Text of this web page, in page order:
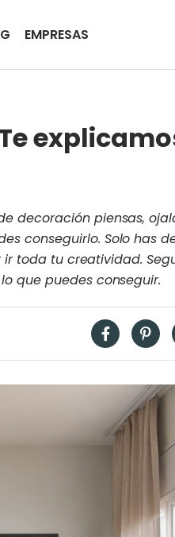
EMPRESAS
decoración piensas,
conseguirlo. Solo has
toda tu creatividad.
que puedes conseguir.